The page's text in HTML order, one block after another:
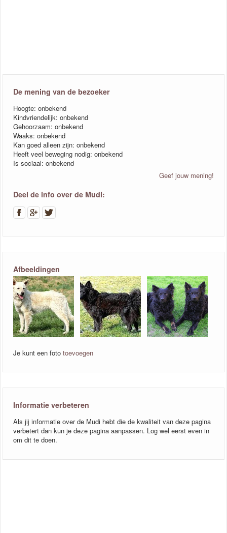
De mening van de bezoeker
Hoogte: onbekend
Kindvriendelijk: onbekend
Gehoorzaam: onbekend
Waaks: onbekend
Kan goed alleen zijn: onbekend
Heeft veel beweging nodig: onbekend
Is sociaal: onbekend
Geef jouw mening!
Deel de info over de Mudi:
Afbeeldingen
Je kunt een foto toevoegen
Informatie verbeteren
Als jij informatie over de Mudi hebt die de kwaliteit van deze pagina
verbetert dan kun je deze pagina aanpassen. Log wel eerst even in
om dit te doen.